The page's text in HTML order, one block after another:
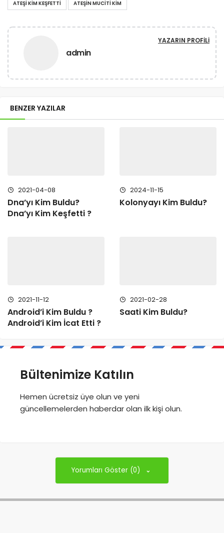
ATEŞI KIM KEŞFETTI
ATEŞIN MUCITI KIM
admin
YAZARIN PROFILI
BENZER YAZILAR
2021-04-08
Dna’yı Kim Buldu?
Dna’yı Kim Keşfetti ?
2024-11-15
Kolonyayı Kim Buldu?
2021-11-12
Android’i Kim Buldu ?
Android’i Kim İcat Etti ?
2021-02-28
Saati Kim Buldu?
Bültenimize Katılın
Hemen ücretsiz üye olun ve yeni
güncellemelerden haberdar olan ilk kişi olun.
Yorumları Göster (0)